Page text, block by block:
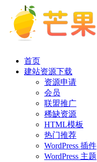
首页
建站资源下载
资源申请
会员
联盟推广
稀缺资源
HTML模板
热门推荐
WordPress 插件
WordPress 主题